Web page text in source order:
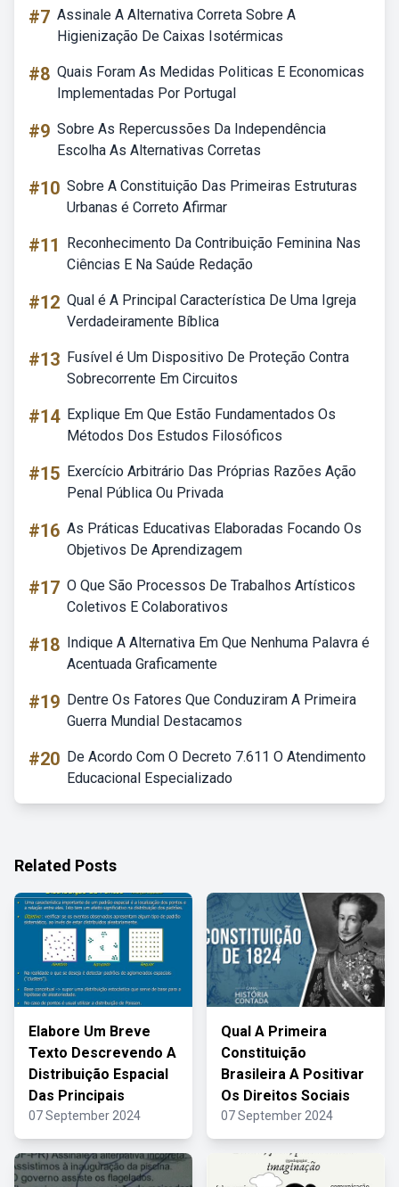
#7 Assinale A Alternativa Correta Sobre A
Higienização De Caixas Isotérmicas
#8 Quais Foram As Medidas Politicas E Economicas
Implementadas Por Portugal
#9 Sobre As Repercussões Da Independência
Escolha As Alternativas Corretas
#10 Sobre A Constituição Das Primeiras Estruturas
Urbanas é Correto Afirmar
#11
Reconhecimento Da Contribuição Feminina Nas
Ciências E Na Saúde Redação
#12 Qual é A Principal Característica De Uma Igreja
Verdadeiramente Bíblica
#13 Fusível é Um Dispositivo De Proteção Contra
Sobrecorrente Em Circuitos
#14 Explique Em Que Estão Fundamentados Os
Métodos Dos Estudos Filosóficos
#15 Exercício Arbitrário Das Próprias Razões Ação
Penal Pública Ou Privada
#16 As Práticas Educativas Elaboradas Focando Os
Objetivos De Aprendizagem
#17 O Que São Processos De Trabalhos Artísticos
Coletivos E Colaborativos
#18 Indique A Alternativa Em Que Nenhuma Palavra é
Acentuada Graficamente
#19 Dentre Os Fatores Que Conduziram A Primeira
Guerra Mundial Destacamos
#20 De Acordo Com O Decreto 7.611 O Atendimento
Educacional Especializado
Related Posts
Elabore Um Breve
Texto Descrevendo A
Distribuição Espacial
Das Principais
07 September 2024
Qual A Primeira
Constituição
Brasileira A Positivar
Os Direitos Sociais
07 September 2024